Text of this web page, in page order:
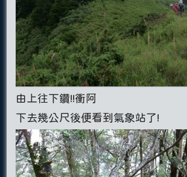
由上往下鑽!!衝阿
下去幾公尺後便看到氣象站了!